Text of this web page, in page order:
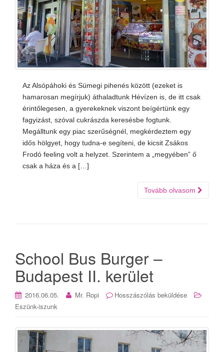
Az Alsópáhoki és Sümegi pihenés között (ezeket is
hamarosan megírjuk) áthaladtunk Hévízen is, de itt csak
érintőlegesen, a gyerekeknek viszont beígértünk egy
fagyizást, szóval cukrászda keresésbe fogtunk.
Megálltunk egy piac szerűségnél, megkérdeztem egy
idős hölgyet, hogy tudna-e segíteni, de kicsit Zsákos
Frodó feeling volt a helyzet. Szerintem a „megyében” ő
csak a háza és a […]
Tovább olvasom
School Bus Burger –
Budapest II. kerület
2016.06.05. Mr. Ropi
Hosszászólás beküldése
Eszünk-iszunk